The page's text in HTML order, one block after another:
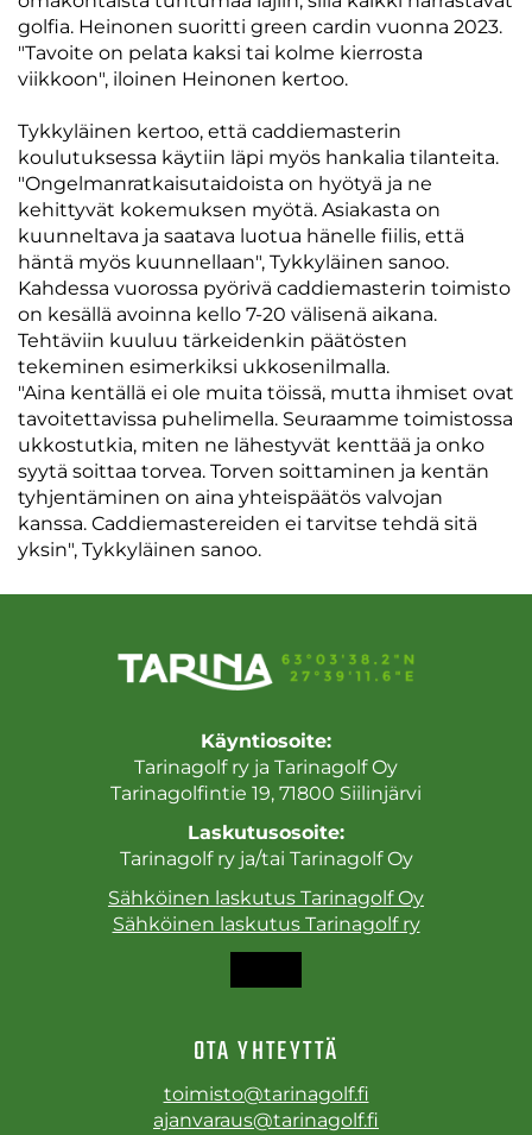
golfia. Heinonen suoritti green cardin vuonna 2023.
"Tavoite on pelata kaksi tai kolme kierrosta
viikkoon", iloinen Heinonen kertoo.
Tykkyläinen kertoo, että caddiemasterin
koulutuksessa käytiin läpi myös hankalia tilanteita.
"Ongelmanratkaisutaidoista on hyötyä ja ne
kehittyvät kokemuksen myötä. Asiakasta on
kuunneltava ja saatava luotua hänelle fiilis, että
häntä myös kuunnellaan", Tykkyläinen sanoo.
Kahdessa vuorossa pyörivä caddiemasterin toimisto
on kesällä avoinna kello 7-20 välisenä aikana.
Tehtäviin kuuluu tärkeidenkin päätösten
tekeminen esimerkiksi ukkosenilmalla.
"Aina kentällä ei ole muita töissä, mutta ihmiset ovat
tavoitettavissa puhelimella. Seuraamme toimistossa
ukkostutkia, miten ne lähestyvät kenttää ja onko
syytä soittaa torvea. Torven soittaminen ja kentän
tyhjentäminen on aina yhteispäätös valvojan
kanssa. Caddiemastereiden ei tarvitse tehdä sitä
yksin", Tykkyläinen sanoo.
Käyntiosoite:
Tarinagolf ry ja Tarinagolf Oy
Tarinagolfintie 19, 71800 Siilinjärvi
Laskutusosoite:
Tarinagolf ry ja/tai Tarinagolf Oy
Sähköinen laskutus Tarinagolf Oy
Sähköinen laskutus Tarinagolf ry
OTA YHTEYTTÄ
toimisto@tarinagolf.fi
ajanvaraus@tarinagolf.fi